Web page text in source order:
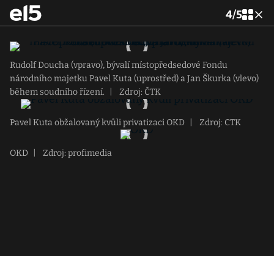
4/5
Rudolf Doucha (vpravo), bývalí místopředsedové Fondu
národního majetku Pavel Kuta (uprostřed) a Jan Škurka (vlevo)
během soudního řízení.
Zdroj: ČTK
Pavel Kuta obžalovaný kvůli privatizaci OKD Zdroj: CTK
OKD Zdroj: profimedia